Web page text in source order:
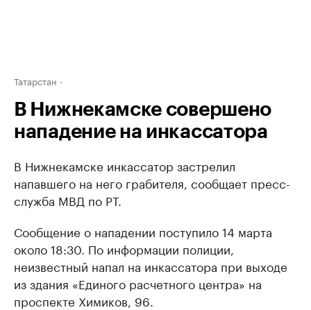
Татарстан
В Нижнекамске совершено
нападение на инкассатора
В Нижнекамске инкассатор застрелил
напавшего на него грабителя, сообщает пресс-
служба МВД по РТ.
Сообщение о нападении поступило 14 марта
около 18:30. По информации полиции,
неизвестный напал на инкассатора при выходе
из здания «Единого расчетного центра» на
проспекте Химиков, 96.